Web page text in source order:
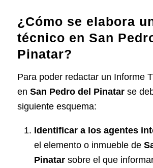
¿Cómo se elabora
técnico en San
Pinatar?
Para poder redactar un Informe
en San Pedro del Pinatarse
siguiente esquema:
Identificar a los agentes
el elemento o inmueble de
Pinatarsobre el que